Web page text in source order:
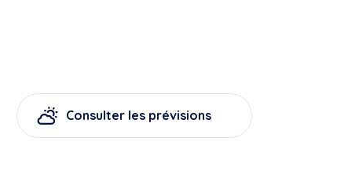
Consulter les prévisions